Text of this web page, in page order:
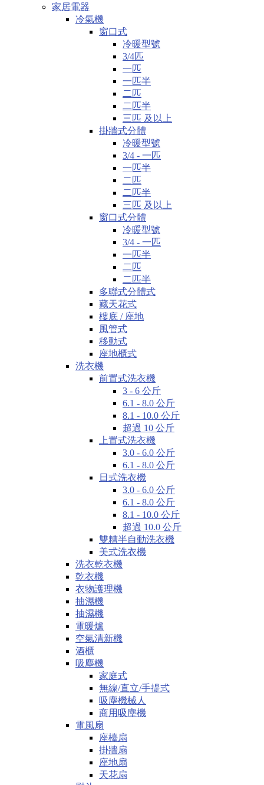
家居電器
冷氣機
窗口式
冷暖型號
3/4匹
一匹
一匹半
二匹
二匹半
三匹 及以上
掛牆式分體
冷暖型號
3/4 - 一匹
一匹半
二匹
二匹半
三匹 及以上
窗口式分體
冷暖型號
3/4 - 一匹
一匹半
二匹
二匹半
多聯式分體式
藏天花式
樓底 / 座地
風管式
移動式
座地櫃式
洗衣機
前置式洗衣機
3 - 6 公斤
6.1 - 8.0 公斤
8.1 - 10.0 公斤
超過 10 公斤
上置式洗衣機
3.0 - 6.0 公斤
6.1 - 8.0 公斤
日式洗衣機
3.0 - 6.0 公斤
6.1 - 8.0 公斤
8.1 - 10.0 公斤
超過 10.0 公斤
雙糟半自動洗衣機
美式洗衣機
洗衣乾衣機
乾衣機
衣物護理機
抽濕機
抽濕機
電暖爐
空氣清新機
酒櫃
吸塵機
家庭式
無線/直立/手提式
吸塵機械人
商用吸塵機
電風扇
座檯扇
掛牆扇
座地扇
天花扇